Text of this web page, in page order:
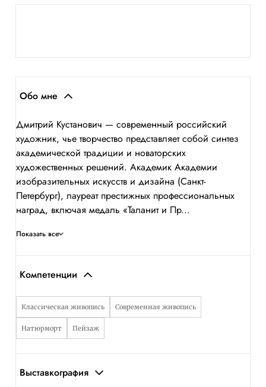
Обо мне
Дмитрий Кустанович — современный российский
художник, чье творчество представляет собой синтез
академической традиции и новаторских
художественных решений. Академик Академии
изобразительных искусств и дизайна (Санкт-
Петербург), лауреат престижных профессиональных
наград, включая медаль «Таланит и Пр...
Показать все
Компетенции
Классическая живопись Современная живопись
Натюрморт Пейзаж
Выставкография